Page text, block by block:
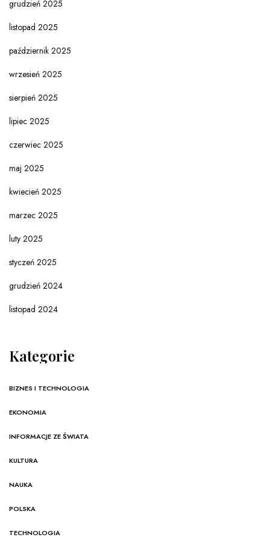
grudzień 2025
listopad 2025
październik 2025
wrzesień 2025
sierpień 2025
lipiec 2025
czerwiec 2025
maj 2025
kwiecień 2025
marzec 2025
luty 2025
styczeń 2025
grudzień 2024
listopad 2024
Kategorie
BIZNES I TECHNOLOGIA
EKONOMIA
INFORMACJE ZE ŚWIATA
KULTURA
NAUKA
POLSKA
TECHNOLOGIA